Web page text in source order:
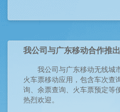
我公司与广东移动合作推
我公司与广东移动无线城
火车票移动应用，包含车次查
询、余票查询、火车票预定等
热烈欢迎。